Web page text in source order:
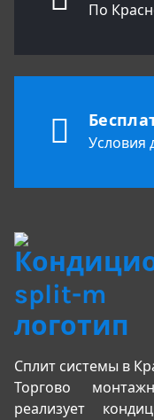
По
Условия
Сплит системы в
Торгово
реализует